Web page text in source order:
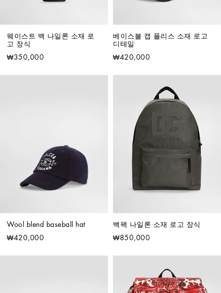
웨이스트 백 나일론 소재 로
고 장식
₩350,000
베이스볼 캡 플리스 소재 로고
디테일
₩420,000
Wool blend baseball hat
₩420,000
백팩 나일론 소재 로고 장식
₩850,000